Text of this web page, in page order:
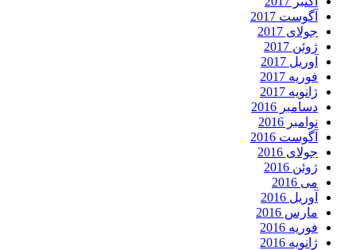
آگوست 2017
جولای 2017
ژوئن 2017
آوریل 2017
فوریه 2017
ژانویه 2017
دسامبر 2016
نوامبر 2016
آگوست 2016
جولای 2016
ژوئن 2016
می 2016
آوریل 2016
مارس 2016
فوریه 2016
ژانویه 2016